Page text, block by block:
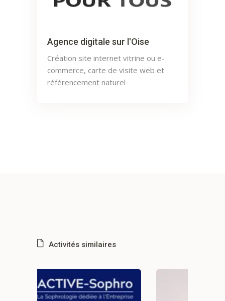
Agence digitale sur l'Oise
Création site internet vitrine ou e-
commerce, carte de visite web et
référencement naturel
Activités similaires